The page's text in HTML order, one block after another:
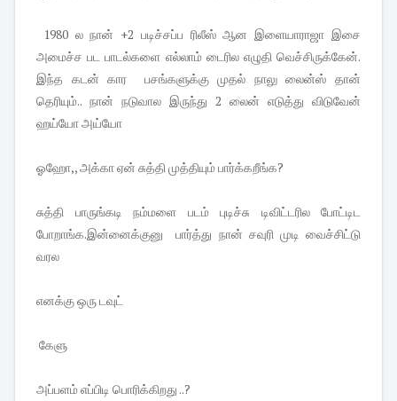
1980 ல நான் +2 படிச்சப்ப ரிலீஸ் ஆன இளையாராஜா இசை
அமைச்ச பட பாடல்களை எல்லாம் டைரில எழுதி வெச்சிருக்கேன்.
இந்த கடன் கார பசங்களுக்கு முதல் நாலு லைன்ஸ் தான்
தெரியும்.. நான் நடுவால இருந்து 2 லைன் எடுத்து விடுவேன்
ஹய்யோ அய்யோ
ஓஹோ,, அக்கா ஏன் சுத்தி முத்தியும் பார்க்கறீங்க?
சுத்தி பாருங்கடி நம்மளை படம் புடிச்சு டிவிட்டரில போட்டிட
போறாங்க.இன்னைக்குனு பார்த்து நான் சவுரி முடி வைச்சிட்டு
வரல
எனக்கு ஒரு டவுட்
கேளு
அப்பளம் எப்பிடி பொரிக்கிறது ..?